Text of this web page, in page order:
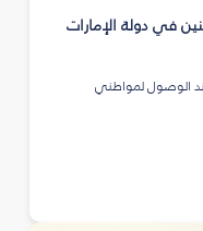
في دولة الإمارات
الوصول لمواطني